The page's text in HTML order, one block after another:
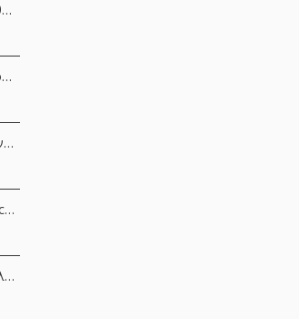
Μπόρνα σασί μεσαία θηλυκή απλή 42mm/Φ4/30Α βακελίτη μαύρη νίκελ JT-6132 JKG
Μπαταρία 12V 12Ah μολύβδου FL12-12 Invictus
Φις ρεύματος βιομηχανικό αρσενικό 4pins 16A 400V IP67 C01620H00321012 Amphenol
Διακόπτης μπουτόν tact σταθερός DPDT ON-ON 0.1A 30V PCB Mount BS-800-L Canal Electronic
Φορτιστής μπαταριών λιθίου 24V 20A AP-PF600-24L Epever